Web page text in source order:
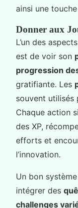
ainsi une
Donner aux
L’un des
est de voir son
progression
gratifiante. Les
souvent utilisés
Chaque action
des XP,
efforts et
l’innovation.
Un bon
intégrer des
challenges